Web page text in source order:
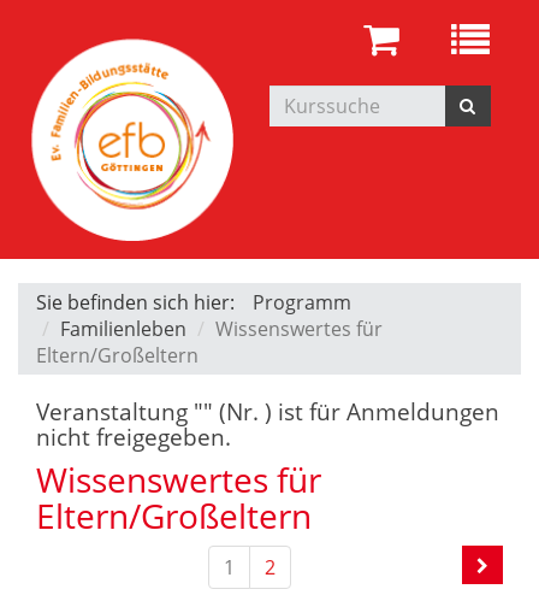
Sie befinden sich hier:
Programm
Familienleben
Wissenswertes für
Eltern/Großeltern
Veranstaltung "" (Nr. ) ist für Anmeldungen
nicht freigegeben.
Wissenswertes für
Eltern/Großeltern
1 2